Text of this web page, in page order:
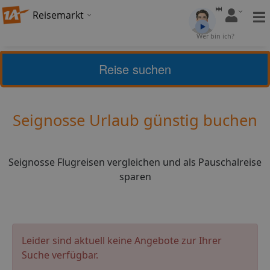
Reisemarkt
Wer bin ich?
Frankreich Seignosse
4,4(23) Bewerten
Seignosse Urlaub günstig buchen
Seignosse Flugreisen vergleichen und als Pauschalreise
sparen
Reise suchen
Leider sind aktuell keine Angebote zur Ihrer
Suche verfügbar.